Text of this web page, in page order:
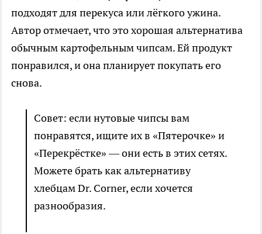
подходят для перекуса или лёгкого ужина.
Автор отмечает, что это хорошая альтернатива
обычным картофельным чипсам. Ей продукт
понравился, и она планирует покупать его
снова.
Совет: если нутовые чипсы вам
понравятся, ищите их в «Пятерочке» и
«Перекрёстке» — они есть в этих сетях.
Можете брать как альтернативу
хлебцам Dr. Corner, если хочется
разнообразия.